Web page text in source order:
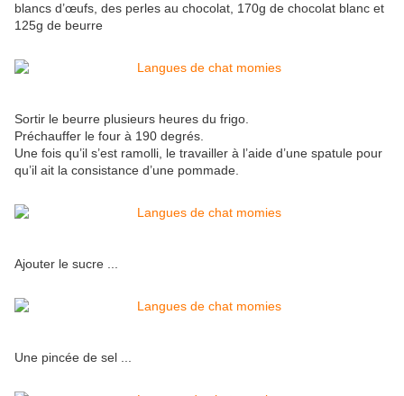
blancs d’œufs, des perles au chocolat, 170g de chocolat blanc et
125g de beurre
Sortir le beurre plusieurs heures du frigo.
Préchauffer le four à 190 degrés.
Une fois qu’il s’est ramolli, le travailler à l’aide d’une spatule pour
qu’il ait la consistance d’une pommade.
Ajouter le sucre ...
Une pincée de sel ...